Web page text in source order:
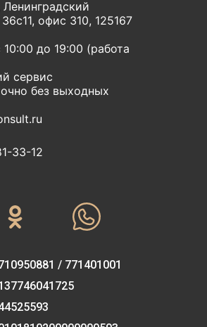
Ленинградский
офис 310, 125167
до 19:00 (работа
сервис
без выходных
33-12‬‬
/ 771401001